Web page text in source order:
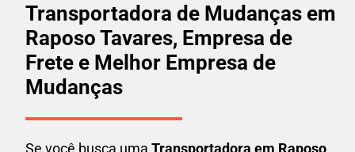
Transportadora de Mudanças em
Raposo Tavares, Empresa de
Frete e Melhor Empresa de
Mudanças
Se você busca uma Transportadora em Raposo